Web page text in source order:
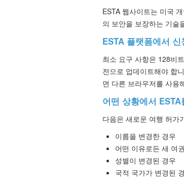
ESTA 웹사이트는 미국
의 보안을 보장하는 기술
ESTA 플랫폼에서
최소 요구 사항은 128비
전으로 업데이트해야 합
면 다른 브라우저를 사용
어떤 상황에서
다음은 새로운 여행 허가
이름을 변경한 경우
어떤 이유로든 새 여
성별이 변경된 경우
국적 국가가 변경된